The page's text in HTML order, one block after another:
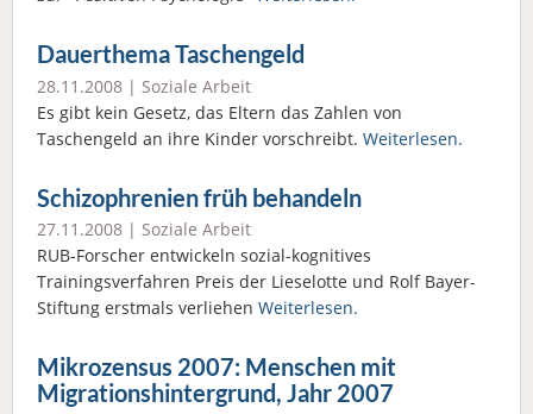
Dauerthema Taschengeld
28.11.2008 | Soziale Arbeit
Es gibt kein Gesetz, das Eltern das Zahlen von
Taschengeld an ihre Kinder vorschreibt. Weiterlesen.
Schizophrenien früh behandeln
27.11.2008 | Soziale Arbeit
RUB-Forscher entwickeln sozial-kognitives
Trainingsverfahren Preis der Lieselotte und Rolf Bayer-
Stiftung erstmals verliehen Weiterlesen.
Mikrozensus 2007: Menschen mit
Migrationshintergrund, Jahr 2007